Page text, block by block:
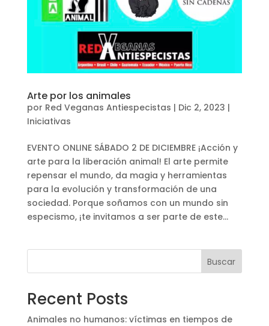
Arte por los animales
por Red Veganas Antiespecistas | Dic 2, 2023 |
Iniciativas
EVENTO ONLINE SÁBADO 2 DE DICIEMBRE ¡Acción y
arte para la liberación animal! El arte permite
repensar el mundo, da magia y herramientas
para la evolución y transformación de una
sociedad. Porque soñamos con un mundo sin
especismo, ¡te invitamos a ser parte de este...
Buscar
Recent Posts
Animales no humanos: víctimas en tiempos de